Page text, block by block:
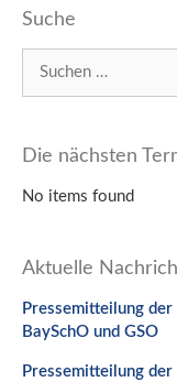
Suche
Die nächsten
No items found
Aktuelle
Pressemitteilung
BaySchO und GSO
Pressemitteilung